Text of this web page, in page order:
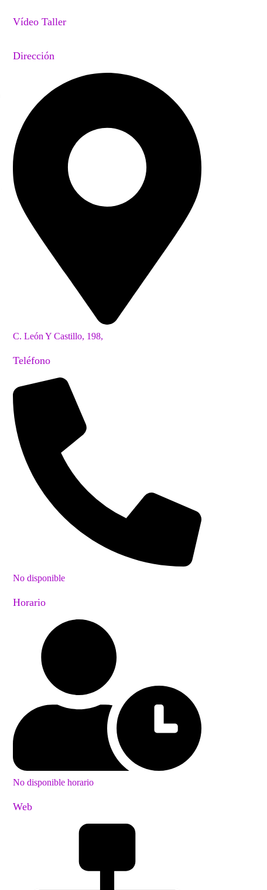
Vídeo Taller
Dirección
C. León Y Castillo, 198,
Teléfono
No disponible
Horario
No disponible horario
Web